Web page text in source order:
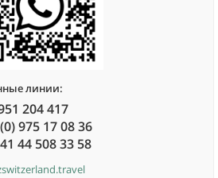
линии:
204 417
975 17 08 36
44 508 33 58